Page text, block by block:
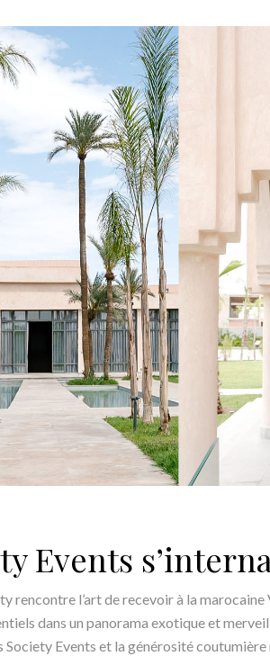
Events
rencontre l’art de recevoir à la
dans un panorama exotique et
Society Events et la générosité